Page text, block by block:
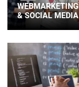
WEBMARKETING
& SOCIAL MEDIA